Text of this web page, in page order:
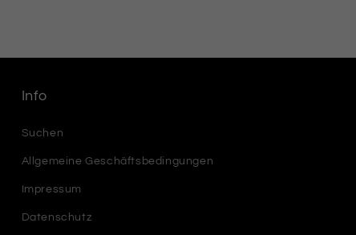
Info
Suchen
Allgemeine Geschäftsbedingungen
Impressum
Datenschutz